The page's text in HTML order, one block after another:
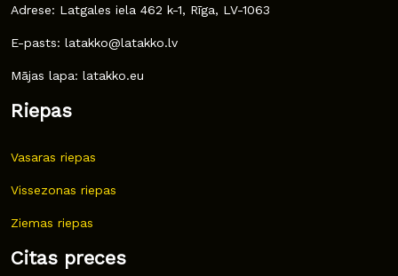
Adrese: Latgales iela 462 k-1, Rīga, LV-1063
E-pasts: latakko@latakko.lv
Mājas lapa: latakko.eu
Riepas
Vasaras riepas
Vissezonas riepas
Ziemas riepas
Citas preces